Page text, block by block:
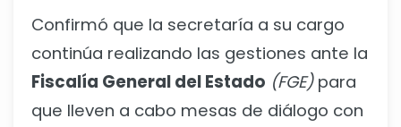
Confirmó que la secretaría a su cargo
continúa realizando las gestiones ante la
Fiscalía General del Estado (FGE)para
que lleven a cabo mesas de diálogo con